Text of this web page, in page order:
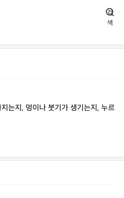
검
색
는지, 멍이나 붓기가 생기는지, 누르